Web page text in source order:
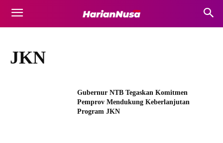
JKN
Gubernur NTB Tegaskan Komitmen
Pemprov Mendukung Keberlanjutan
Program JKN